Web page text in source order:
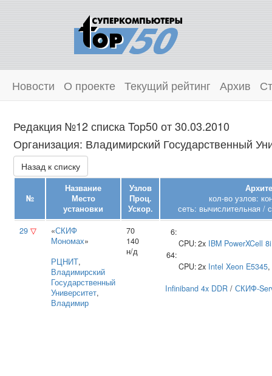
Новости О проекте Текущий рейтинг Архив
Редакция №12 списка Top50 от 30.03.2010
Организация: Владимирский Государственный
Назад к списку
№
Название
Место
установки
Узлов
Проц.
Ускор.
кол-во узлов:
сеть: вычислительная /
29 ▽ «СКИФ
Мономах»
РЦНИТ,
Владимирский
Государственный
Университет,
Владимир
70
140
н/д
6:
CPU:2x IBM PowerXCell 8i
64:
CPU:2x Intel Xeon E5345
Infiniband 4x DDR / СКИФ-